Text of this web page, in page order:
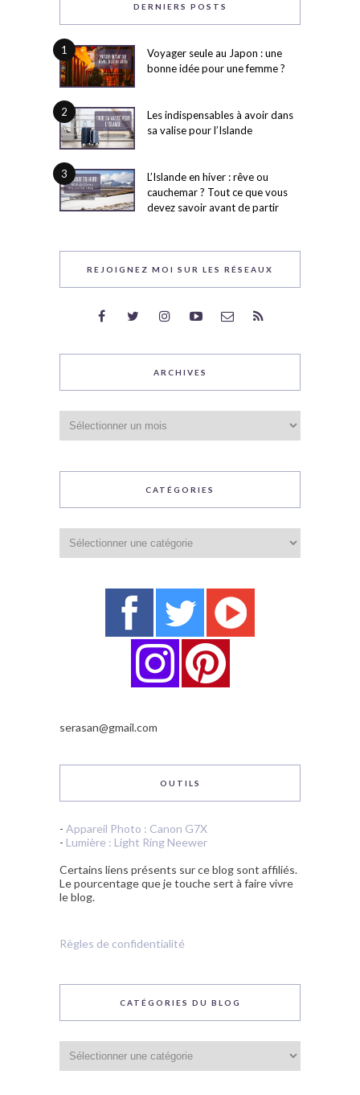
DERNIERS POSTS
1
Voyager seule au Japon : une
bonne idée pour une femme ?
2
Les indispensables à avoir dans
sa valise pour l’Islande
3
L’Islande en hiver : rêve ou
cauchemar ? Tout ce que vous
devez savoir avant de partir
REJOIGNEZ MOI SUR LES RÉSEAUX
ARCHIVES
CATÉGORIES
serasan@gmail.com
OUTILS
- Appareil Photo : Canon G7X
- Lumière : Light Ring Neewer
Certains liens présents sur ce blog sont affiliés.
Le pourcentage que je touche sert à faire vivre
le blog.
Règles de confidentialité
CATÉGORIES DU BLOG
du
blog